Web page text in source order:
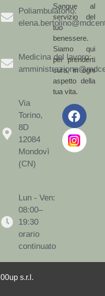
Poliambulatorio:
Medicina del lavoro:
Via
Torino,
8D
12084
Mondovì
(CN)
Lun - Ven:
08:00–
19:30
orario
continuato
Sangue al
servizio del
tuo
benessere.
Siamo qui
per prenderti
cura, in ogni
aspetto della
tua vita.
00up s.r.l.